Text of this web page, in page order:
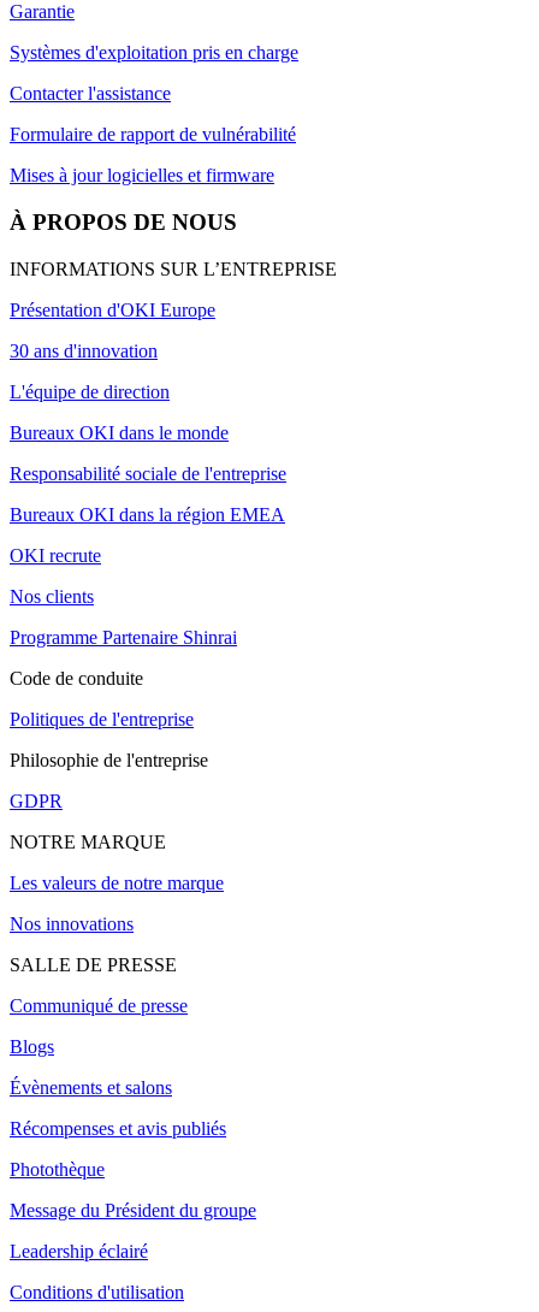
Garantie
Systèmes d'exploitation pris en charge
Contacter l'assistance
Formulaire de rapport de vulnérabilité
Mises à jour logicielles et firmware
À PROPOS DE NOUS
INFORMATIONS SUR L’ENTREPRISE
Présentation d'OKI Europe
30 ans d'innovation
L'équipe de direction
Bureaux OKI dans le monde
Responsabilité sociale de l'entreprise
Bureaux OKI dans la région EMEA
OKI recrute
Nos clients
Programme Partenaire Shinrai
Code de conduite
Politiques de l'entreprise
Philosophie de l'entreprise
GDPR
NOTRE MARQUE
Les valeurs de notre marque
Nos innovations
SALLE DE PRESSE
Communiqué de presse
Blogs
Évènements et salons
Récompenses et avis publiés
Photothèque
Message du Président du groupe
Leadership éclairé
Conditions d'utilisation